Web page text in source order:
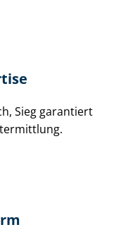
Sieg garantiert